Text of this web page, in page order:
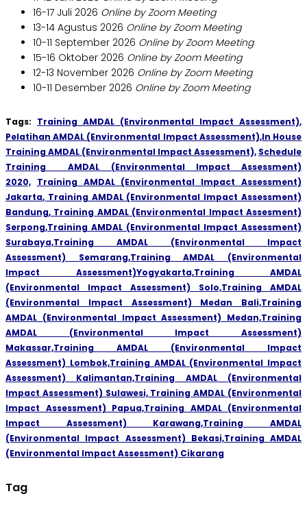
16-17 Juli 2026 Online by Zoom Meeting
13-14 Agustus 2026 Online by Zoom Meeting
10-11 September 2026 Online by Zoom Meeting
15-16 Oktober 2026 Online by Zoom Meeting
12-13 November 2026 Online by Zoom Meeting
10-11 Desember 2026 Online by Zoom Meeting
Tags: Training AMDAL (Environmental Impact Assessment),
Pelatihan AMDAL (Environmental Impact Assessment),In House
Training AMDAL (Environmental Impact Assessment), Schedule
Training AMDAL (Environmental Impact Assessment)
2020, Training AMDAL (Environmental Impact Assessment)
Jakarta, Training AMDAL (Environmental Impact Assessment)
Bandung, Training AMDAL (Environmental Impact Assesment)
Serpong,Training AMDAL (Environmental Impact Assessment)
Surabaya,Training AMDAL (Environmental Impact
Assessment) Semarang,Training AMDAL (Environmental
Impact Assessment)Yogyakarta,Training AMDAL
(Environmental Impact Assessment) Solo,Training AMDAL
(Environmental Impact Assessment) Medan Bali,Training
AMDAL (Environmental Impact Assessment) Medan,Training
AMDAL (Environmental Impact Assessment)
Makassar,Training AMDAL (Environmental Impact
Assessment) Lombok,Training AMDAL (Environmental Impact
Assessment) Kalimantan,Training AMDAL (Environmental
Impact Assessment) Sulawesi,Training AMDAL (Environmental
Impact Assessment) Papua,Training AMDAL (Environmental
Impact Assessment) Karawang,Training AMDAL
(Environmental Impact Assessment) Bekasi,Training AMDAL
(Environmental Impact Assessment) Cikarang
Tag